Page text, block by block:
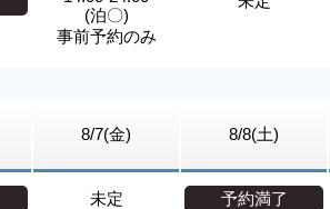
(泊〇)
事前予約のみ
8/7(金) 8/8(土)
未定 予約満了